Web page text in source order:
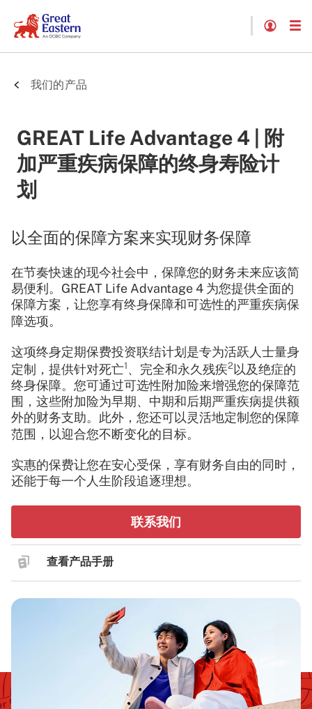
我们的产品
GREAT Life Advantage 4 | 附
加严重疾病保障的终身寿险计
划
以全面的保障方案来实现财务保障
在节奏快速的现今社会中，保障您的财务未来应该简
易便利。GREAT Life Advantage 4 为您提供全面的
保障方案，让您享有终身保障和可选性的严重疾病保
障选项。
这项终身定期保费投资联结计划是专为活跃人士量身
定制，提供针对死亡1 、完全和永久残疾2以及绝症的
终身保障。您可通过可选性附加险来增强您的保障范
围，这些附加险为早期、中期和后期严重疾病提供额
外的财务支助。 此外，您还可以灵活地定制您的保障
范围，以迎合您不断变化的目标。
实惠的保费让您在安心受保，享有财务自由的同时，
还能于每一个人生阶段追逐理想。
联系我们
查看产品手册